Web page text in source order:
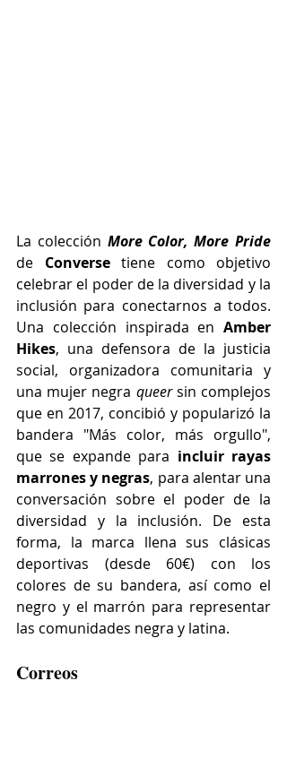
La colección More Color, More Pride
de
Converse tiene como objetivo
celebrar el poder de la diversidad y la
inclusión para conectarnos a todos.
Una colección inspirada en Amber
Hikes, una defensora de la justicia
social, organizadora comunitaria y
una mujer negra queer sin complejos
que en 2017, concibió y popularizó la
bandera "Más color, más orgullo",
que se expande para incluir rayas
marrones y negras, para alentar una
conversación sobre el poder de la
diversidad y la inclusión. De esta
forma, la marca llena sus clásicas
deportivas (desde 60€) con los
colores de su bandera, así como el
negro y el marrón para representar
las comunidades negra y latina.
Correos